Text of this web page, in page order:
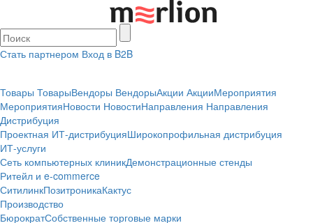
Стать партнером Вход в B2B
Товары ТоварыВендоры ВендорыАкции АкцииМероприятия
МероприятияНовости НовостиНаправления Направления
Дистрибуция
Проектная ИТ-дистрибуцияШирокопрофильная дистрибуция
ИТ-услуги
Сеть компьютерных клиникДемонстрационные стенды
Ритейл и e-commerce
СитилинкПозитроникаКактус
Производство
БюрократСобственные торговые марки